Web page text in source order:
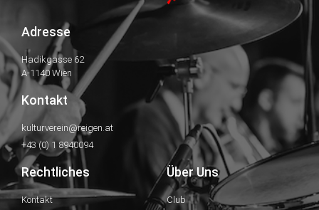
Adresse
Hadikgasse 62
A-1140 Wien
Kontakt
kulturverein@reigen.at
+43 (0) 1 8940094
Rechtliches
Kontakt
Über Uns
Club